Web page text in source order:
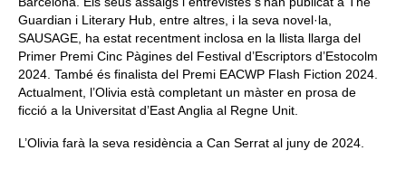
Guardian i Literary Hub, entre altres, i la seva novel·la,
SAUSAGE, ha estat recentment inclosa en la llista llarga del
Primer Premi Cinc Pàgines del Festival d’Escriptors d’Estocolm
2024. També és finalista del Premi EACWP Flash Fiction 2024.
Actualment, l’Olivia està completant un màster en prosa de
ficció a la Universitat d’East Anglia al Regne Unit.
L’Olivia farà la seva residència a Can Serrat al juny de 2024.